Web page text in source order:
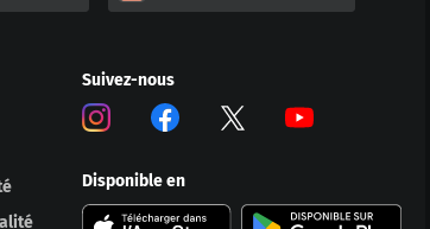
Suivez-nous
Disponible en